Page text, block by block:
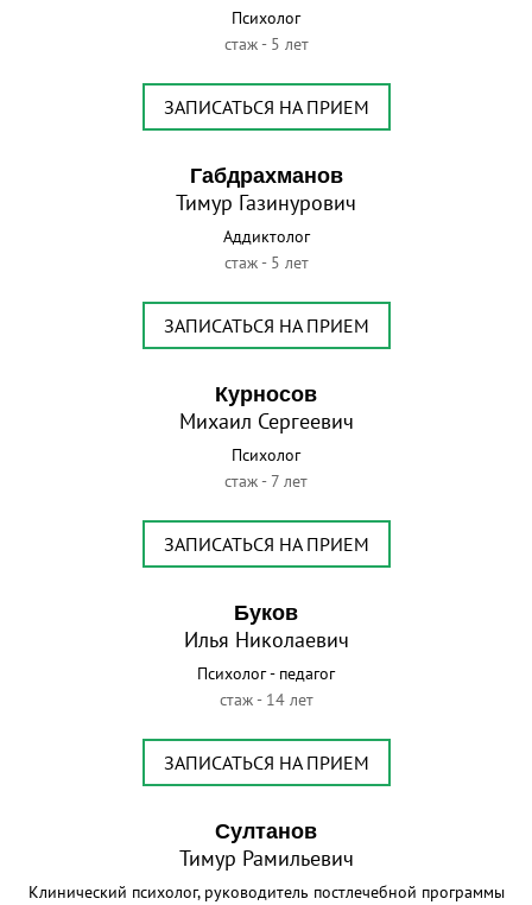
Психолог
стаж - 5 лет
ЗАПИСАТЬСЯ НА ПРИЕМ
Габдрахманов
Тимур Газинурович
Аддиктолог
стаж - 5 лет
ЗАПИСАТЬСЯ НА ПРИЕМ
Курносов
Михаил Сергеевич
Психолог
стаж - 7 лет
ЗАПИСАТЬСЯ НА ПРИЕМ
Буков
Илья Николаевич
Психолог - педагог
стаж - 14 лет
ЗАПИСАТЬСЯ НА ПРИЕМ
Султанов
Тимур Рамильевич
Клинический психолог, руководитель постлечебной программы